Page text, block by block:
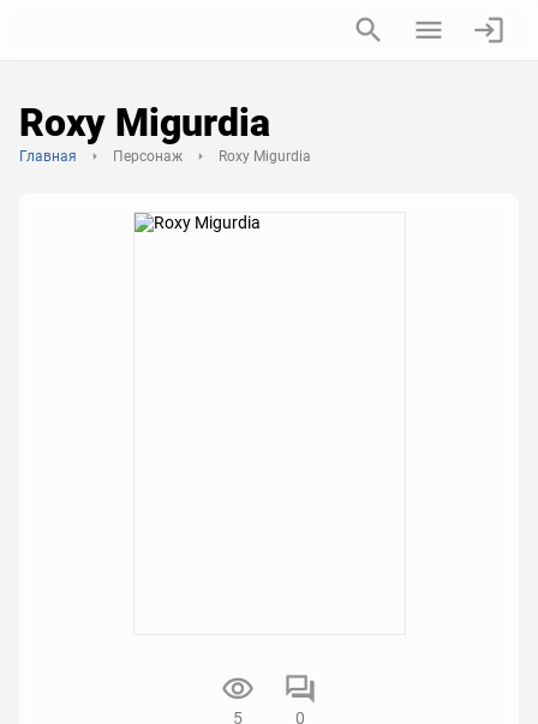
Roxy Migurdia
Главная Персонаж Roxy Migurdia
5 0